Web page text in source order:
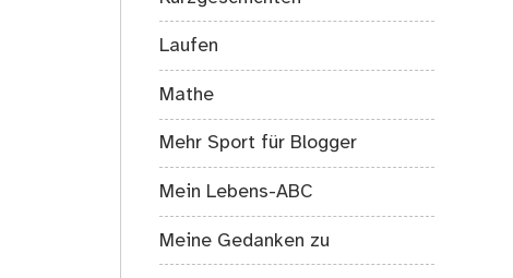
Laufen
Mathe
Mehr Sport für Blogger
Mein Lebens-ABC
Meine Gedanken zu